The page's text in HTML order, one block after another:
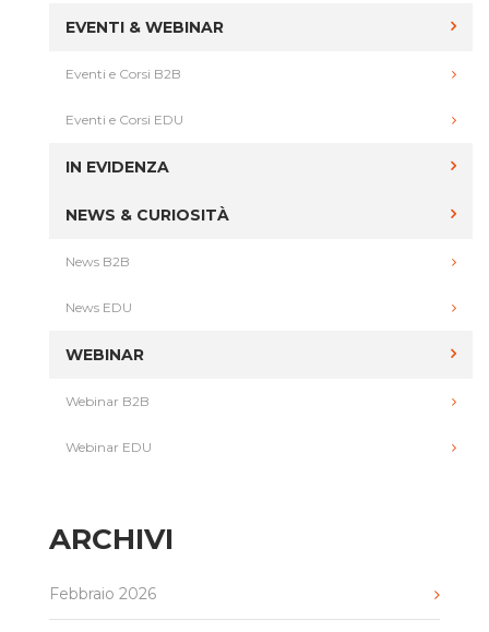
EVENTI & WEBINAR
Eventi e Corsi B2B
Eventi e Corsi EDU
IN EVIDENZA
NEWS & CURIOSITÀ
News B2B
News EDU
WEBINAR
Webinar B2B
Webinar EDU
ARCHIVI
Febbraio 2026